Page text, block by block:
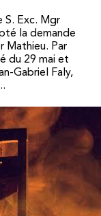
S. Exc. Mgr
la demande
Mathieu. Par
du 29 mai et
Gabriel Faly,